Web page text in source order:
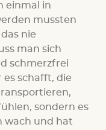
einmal in
mussten
nie
man sich
schmerzfrei
es schafft, die
sondern es
wach und hat